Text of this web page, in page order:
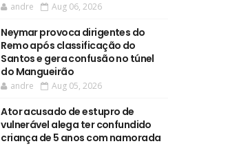
andre Aug 06, 2026
Neymar provoca dirigentes do
Remo após classificação do
Santos e gera confusão no túnel
do Mangueirão
andre Aug 05, 2026
Ator acusado de estupro de
vulnerável alega ter confundido
criança de 5 anos com namorada